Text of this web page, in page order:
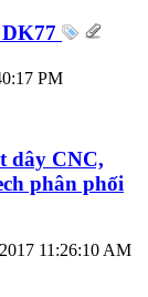
PM
dây CNC,
phân phối
11:26:10 AM